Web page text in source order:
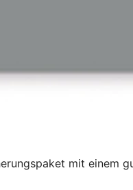
mit einem